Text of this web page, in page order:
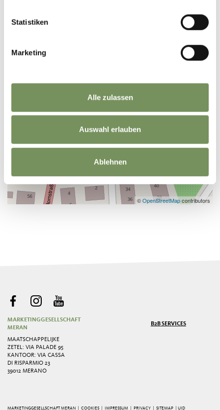
Statistiken
Marketing
Alle zulassen
Auswahl erlauben
Ablehnen
©OpenStreetMapcontributors
MARKETINGGESELLSCHAFT
MERAN
MAATSCHAPPELIJKE
ZETEL: VIA PALADE 95
KANTOOR: VIA CASSA
DI RISPARMIO 23
39012 MERANO
B2B SERVICES
MARKETINGGESELLSCHAFT MERAN | COOKIES IMPRESSUM PRIVACY |SITEMAP | UID